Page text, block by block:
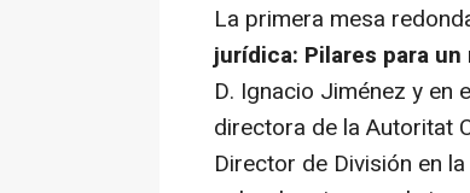
La primera mesa
jurídica: Pilares para
D. Ignacio Jiménez y en
directora de la Autoritat
Director de División en